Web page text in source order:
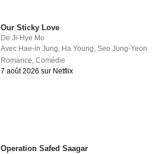
Our Sticky Love
DeJi-Hye Mo
Avec Hae-in Jung, Ha Young,Seo Jung-Yeon
Romance,Comédie
7 août 2026 sur Netflix
Operation Safed Saagar